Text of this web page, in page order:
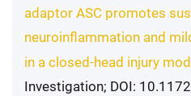
adaptor ASC promotes
neuroinflammation and
in a closed-head injury
Investigation; DOI: